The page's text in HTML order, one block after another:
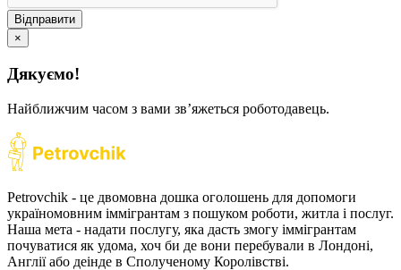
Відправити
×
Дякуємо!
Найближчим часом з вами звʼяжеться роботодавець.
Petrovchik - це двомовна дошка оголошень для допомоги
україномовним іммігрантам з пошуком роботи, житла і послуг.
Наша мета - надати послугу, яка дасть змогу іммігрантам
почуватися як удома, хоч би де вони перебували в Лондоні,
Англії або деінде в Сполученому Королівстві.